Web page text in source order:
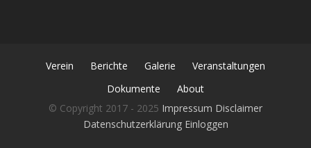
Verein Berichte Galerie
Veranstaltungen
Dokumente
About
© Copyright 2017 - 2025 Impressum Disclaimer
Datenschutzerklärung Einloggen